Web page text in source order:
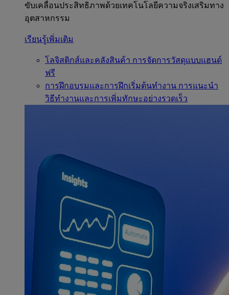
ขับเคลื่อนประสิทธิภาพด้วยเทคโนโลยีความจริงเสริมทาง
อุตสาหกรรม
เรียนรู้เพิ่มเติม
โลจิสติกส์และคลังสินค้า การจัดการวัสดุแบบแฮนด์
ฟรี
การฝึกอบรมและการฝึกเริ่มต้นทำงาน การแนะนำ
วิธีทำงานและการเพิ่มทักษะอย่างรวดเร็ว